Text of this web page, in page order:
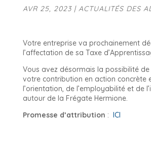
AVR 25, 2023| ACTUALITÉS DES
Votre entreprise va prochainement
l’affectation de sa Taxe
Vous avez désormais la possibilité
votre contribution en action concrète
l’orientation, de l’employabilité et de
autour de la Frégate Hermione.
Promesse d’attribution : ICI